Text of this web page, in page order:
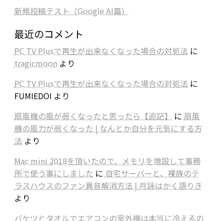
新規投稿テスト（Google AI篇）
最近のコメント
PC TV Plusで再生が出来なくなった場合の対処法 に
tragicmoon より
PC TV Plusで再生が出来なくなった場合の対処法 に
FUMIEDOI より
扇風機の風が弱くなったと思ったら【追記】
に 扇風
機の風力が弱くなった | なんとか自分を元気にする方
法 より
Mac mini 2018を頂いたので、メモリを増設して事務
所で使う事にしました に 自宅サーバーと、裸族のテ
ラスハウスのファン異音解消方法 | 月詠はかく語りき
より
バケツとタオルでエアコンの室外機は本当に冷えるの